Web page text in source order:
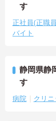
す
正社員(正職
バイト
静岡県静
す
病院 クリニ